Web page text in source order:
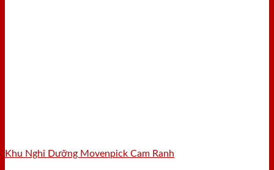
Khu Nghỉ Dưỡng Movenpick Cam Ranh